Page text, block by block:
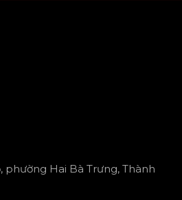
phường Hai Bà Trưng, Thành